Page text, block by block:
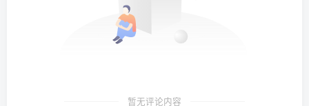
暂无评论内容